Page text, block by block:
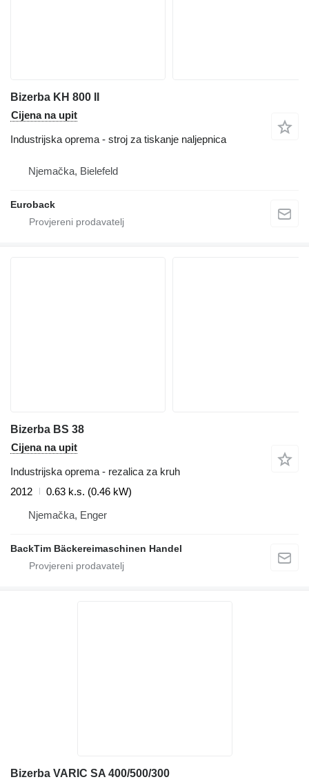
Bizerba KH 800 II
Cijena na upit
Industrijska oprema - stroj za tiskanje naljepnica
Njemačka, Bielefeld
Euroback
Bizerba BS 38
Cijena na upit
Industrijska oprema - rezalica za kruh
2012
0.63 k.s. (0.46 kW)
Njemačka, Enger
BackTim Bäckereimaschinen Handel
Bizerba VARIC SA 400/500/300